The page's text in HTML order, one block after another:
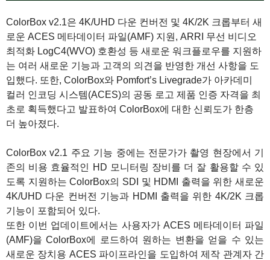
ColorBox v2.1은 4K/UHD 다운 컨버전 및 4K/2K 크롭부터 새
로운 ACES 메타데이터 파일(AMF) 지원, ARRI 무선 비디오
최적화 LogC4(WVO) 호환성 등 새로운 워크플로우를 지원하
는 여러 새로운 기능과 고객의 의견을 반영한 개선 사항을 도
입했다. 또한, ColorBox와 Pomfort’s Livegrade가 아카데미
컬러 인코딩 시스템(ACES)의 공동 로고 제품 인증 자격을 최
초로 획득했다고 발표하여 ColorBox에 대한 신뢰도가 한층
더 높아졌다.
ColorBox v2.1 주요 기능 중에는 전문가가 촬영 현장에서 기
존의 비용 효율적인 HD 모니터링 장비를 더 잘 활용할 수 있
도록 지원하는 ColorBox의 SDI 및 HDMI 출력을 위한 새로운
4K/UHD 다운 컨버전 기능과 HDMI 출력을 위한 4K/2K 크롭
기능이 포함되어 있다.
또한 이번 업데이트에서는 사용자가 ACES 메타데이터 파일
(AMF)을 ColorBox에 로드하여 원하는 변환을 얻을 수 있는
새로운 장치용 ACES 파이프라인을 도입하여 제작 관계자 간